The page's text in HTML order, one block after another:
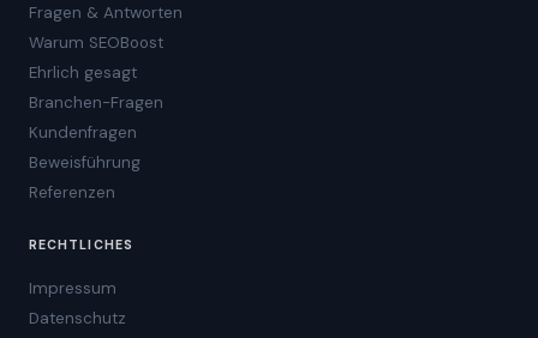
Fragen & Antworten
Warum SEOBoost
Ehrlich gesagt
Branchen-Fragen
Kundenfragen
Beweisführung
Referenzen
RECHTLICHES
Impressum
Datenschutz